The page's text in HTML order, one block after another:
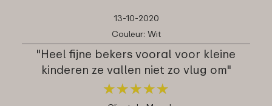
13-10-2020
Couleur: Wit
"Heel fijne bekers vooral voor kleine
kinderen ze vallen niet zo vlug om"
★★★★★
★★★★★